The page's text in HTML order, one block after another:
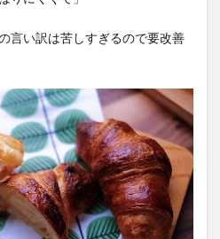
言い訳は苦しすぎるので要改善